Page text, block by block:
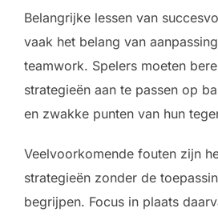
Belangrijke lessen van
vaak het belang van
teamwork. Spelers moeten
strategieën aan te passen op
en zwakke punten van hun
Veelvoorkomende fouten zijn
strategieën zonder de
begrijpen. Focus in plaats